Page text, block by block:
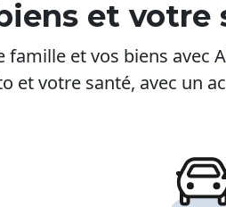
et votre
famille et vos biens
et votre santé, avec un